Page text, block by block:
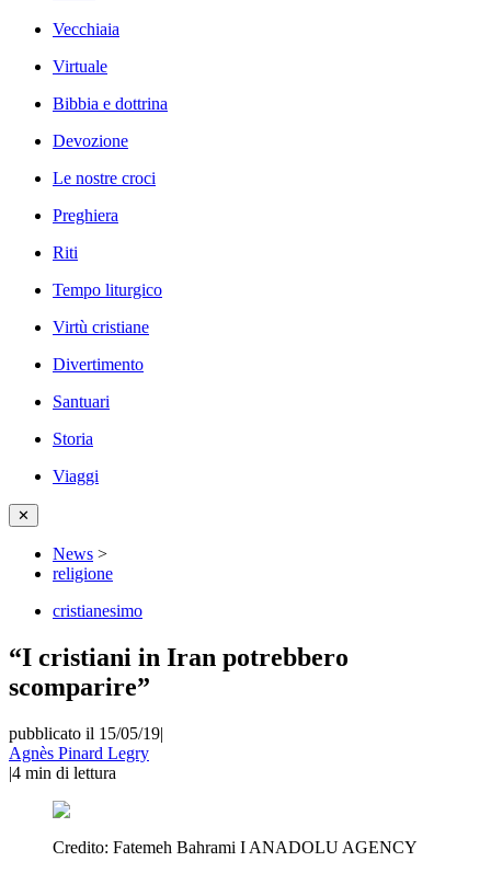
Vecchiaia
Virtuale
Bibbia e dottrina
Devozione
Le nostre croci
Preghiera
Riti
Tempo liturgico
Virtù cristiane
Divertimento
Santuari
Storia
Viaggi
✕
News >
religione
cristianesimo
“I cristiani in Iran potrebbero
scomparire”
pubblicato il 15/05/19|
Agnès Pinard Legry
|4 min di lettura
Credito: Fatemeh Bahrami I ANADOLU AGENCY